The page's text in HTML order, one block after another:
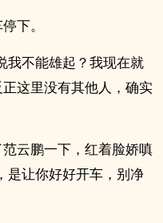
下。
我不能雄起？我现在就
这里没有其他人，确实
云鹏一下，红着脸娇嗔
是让你好好开车，别净